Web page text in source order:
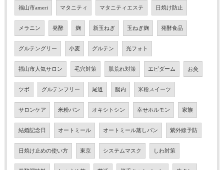
福山市ameri マタニティ マタニティエステ 日焼け防止
メラニン 発酵 麹 新玉ねぎ 玉ねぎ麹 発酵食品
グルテングリー 小麦 グルテン 光フォト
福山市人気サロン 毛穴対策 肌荒れ対策 エピダーム お灸
ツボ グルテンフリー 尾道 腸内 米粉スイーツ
サロンケア 米粉パン オキシトシン 幸せホルモン 家族
結婚記念日 オートミール オートミール蒸しパン 紫外線予防
日焼け止めの使い方 東京 システムマスク しわ対策